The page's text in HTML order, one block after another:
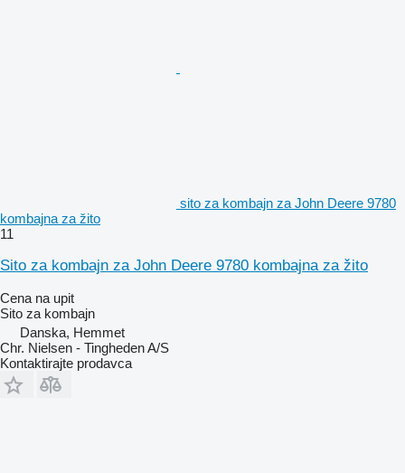
sito za kombajn za John Deere 9780
kombajna za žito
11
Sito za kombajn za John Deere 9780 kombajna za žito
Cena na upit
Sito za kombajn
Danska, Hemmet
Chr. Nielsen - Tingheden A/S
Kontaktirajte prodavca